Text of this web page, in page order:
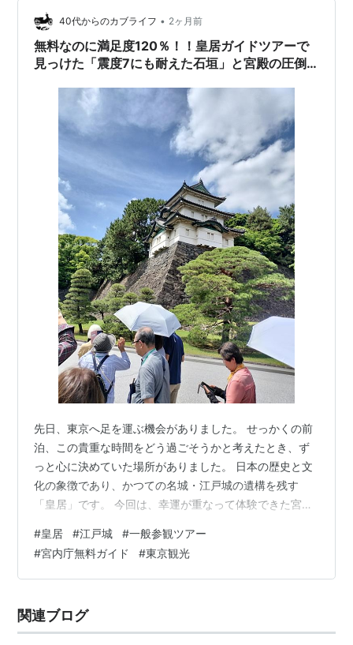
40代からのカブライフ • 2ヶ月前
無料なのに満足度120％！！皇居ガイドツアーで
見っけた「震度7にも耐えた石垣」と宮殿の圧倒
先日、東京へ足を運ぶ機会がありました。 せっかくの前
泊、この貴重な時間をどう過ごそうかと考えたとき、ず
っと心に決めていた場所がありました。 日本の歴史と文
化の象徴であり、かつての名城・江戸城の遺構を残す
「皇居」です。 今回は、幸運が重なって体験できた宮内
レポートします！ ◆ 奇跡の当日滑り込み！でも、これか
ら行く人への忠告 皇居では、宮内庁の職員さんが境内を
案内してくれる、素晴らしい無料の「一般参観ツアー」
付」の2つのルートがあるのですが、私は今回、本当に運
良く当日受付の狭き門に滑り込むことが…
#皇居 #江戸城 #一般参観ツアー
#宮内庁無料ガイド #東京観光
関連ブログ